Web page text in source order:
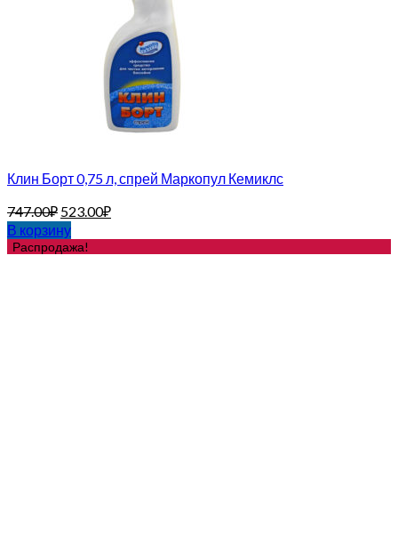
Клин Борт 0,75 л, спрей Маркопул Кемиклс
747.00₽ 523.00₽
В корзину
Распродажа!